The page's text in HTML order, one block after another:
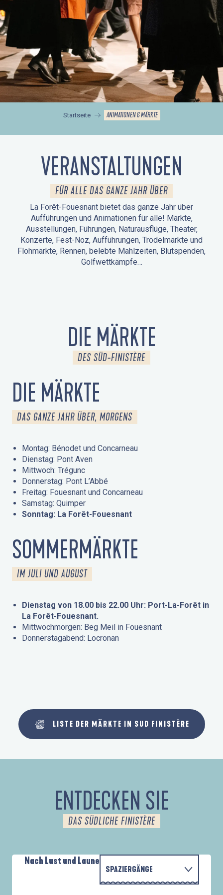
Startseite ANIMATIONEN & MÄRKTE
VERANSTALTUNGEN
FÜR ALLE DAS GANZE JAHR ÜBER
La Forêt-Fouesnant bietet das ganze Jahr über
Aufführungen und Animationen für alle! Märkte,
Ausstellungen, Führungen, Naturausflüge, Theater,
Konzerte, Fest-Noz, Aufführungen, Trödelmärkte und
Flohmärkte, Rennen, belebte Mahlzeiten, Blutspenden,
Golfwettkämpfe…
DIE MÄRKTE
DES SÜD-FINISTÈRE
DIE MÄRKTE
DAS GANZE JAHR ÜBER, MORGENS
Montag: Bénodet und Concarneau
Dienstag: Pont Aven
Mittwoch: Trégunc
Donnerstag: Pont L’Abbé
Freitag: Fouesnant und Concarneau
Samstag: Quimper
Sonntag: La Forêt-Fouesnant
SOMMERMÄRKTE
IM JULI UND AUGUST
Dienstag von 18.00 bis 22.00 Uhr: Port-La-Forêt in
La Forêt-Fouesnant.
Mittwochmorgen: Beg Meil in Fouesnant
Donnerstagabend: Locronan
LISTE DER MÄRKTE IN SUD FINISTÈRE
ENTDECKEN SIE
DAS SÜDLICHE FINISTÈRE
Nach Lust und Laune
SPAZIERGÄNGE